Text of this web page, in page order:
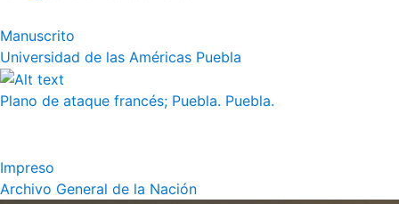
Manuscrito
Universidad de las Américas Puebla
Plano de ataque francés; Puebla. Puebla.
Impreso
Archivo General de la Nación